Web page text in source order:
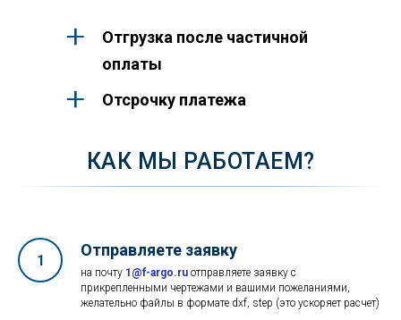
Отгрузка после частичной
Отсрочку платежа
оплаты
КАК МЫ РАБОТАЕМ?
Отправляете заявку
на почту 1@f-argo.ru отправляете заявку с
прикрепленными чертежами и вашими пожеланиями,
желательно файлы в формате dxf, step (это ускоряет расчет)